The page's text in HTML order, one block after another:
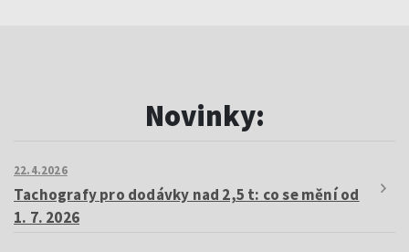
Novinky:
22.4.2026
Tachografy pro dodávky nad 2,5 t: co se mění od
1. 7. 2026